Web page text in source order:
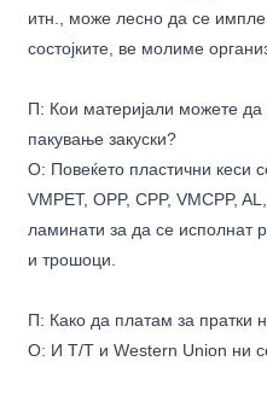
итн., може лесно да се
состојките, ве молиме
П: Кои материјали можете да
пакување закуски?
О: Повеќето пластични кеси
VMPET, OPP, CPP, VMCPP,
ламинати за да се исполнат
и трошоци.
П: Како да платам за пратки
О: И T/T и Western Union ни